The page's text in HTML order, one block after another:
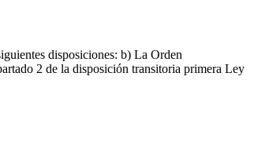
disposiciones: b) La Orden
2 de la disposición transitoria primera Ley